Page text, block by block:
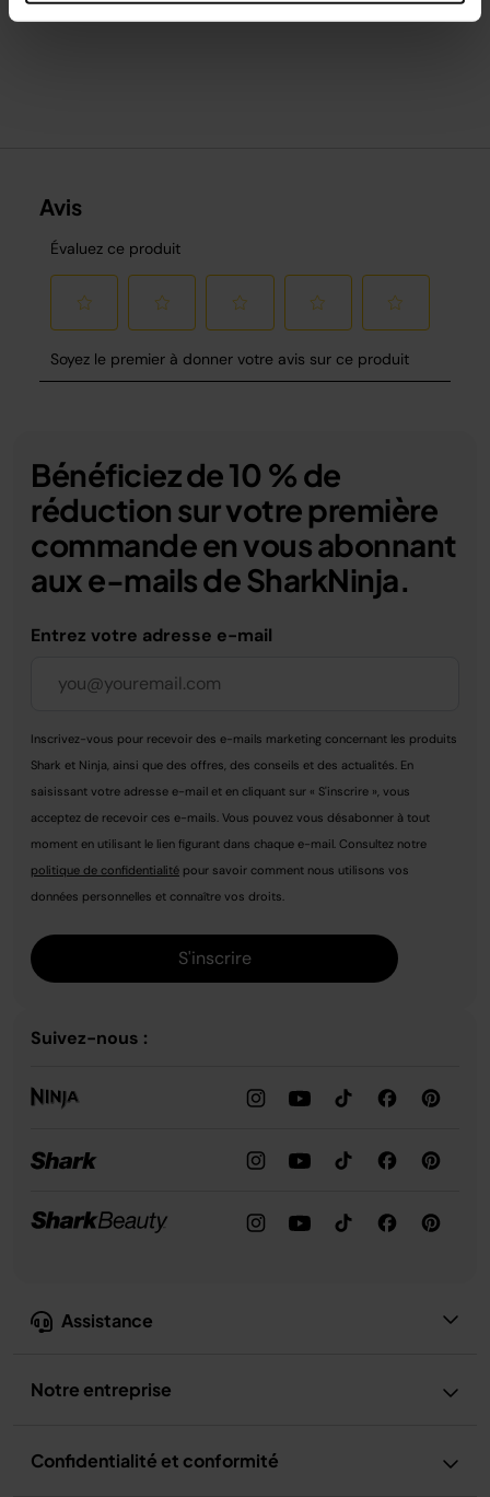
Assistance
Notre entreprise
Confidentialité et conformité
Bénéficiez de 10 % de
réduction sur votre première
commande en vous abonnant
aux e-mails de SharkNinja.
Entrez votre adresse e-mail
Inscrivez-vous pour recevoir des e-mails marketing concernant les produits
Shark et Ninja, ainsi que des offres, des conseils et des actualités. En
saisissant votre adresse e-mail et en cliquant sur « S'inscrire », vous
acceptez de recevoir ces e-mails. Vous pouvez vous désabonner à tout
moment en utilisant le lien figurant dans chaque e-mail. Consultez notre
politique de confidentialité pour savoir comment nous utilisons vos
données personnelles et connaître vos droits.
S'inscrire
Suivez-nous :